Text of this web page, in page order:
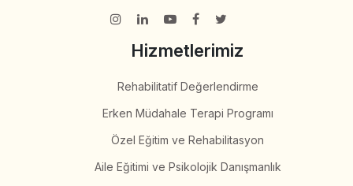
Hizmetlerimiz
Rehabilitatif Değerlendirme
Erken Müdahale Terapi Programı
Özel Eğitim ve Rehabilitasyon
Aile Eğitimi ve Psikolojik Danışmanlık